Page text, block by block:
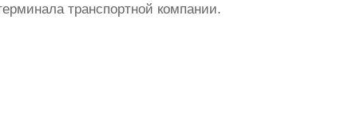
транспортной компании.